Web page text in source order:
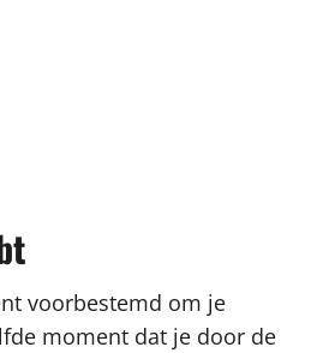
voorbestemd om je
moment dat je door de